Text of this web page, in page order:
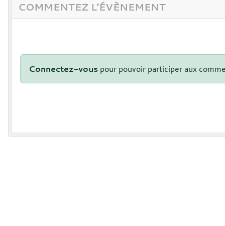
COMMENTEZ L’ÉVÈNEMENT
Connectez-vous pour pouvoir participer aux